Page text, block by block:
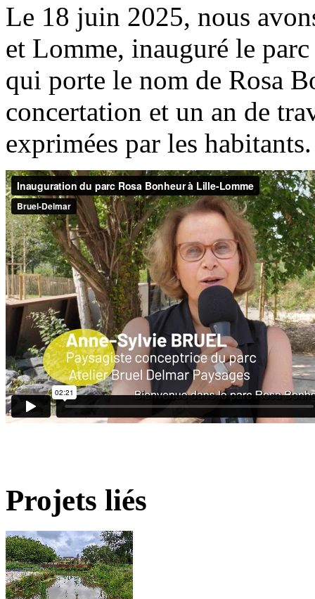
Le 18 juin 2025, nous
et Lomme, inauguré le
qui porte le nom de Rosa
concertation et un an de
exprimées par les habitants.
Projets liés